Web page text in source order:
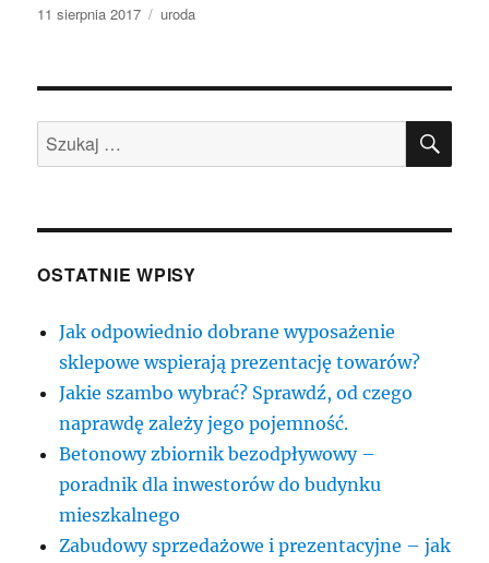
Data
11 sierpnia 2017 Kategorie
uroda
Szukaj:
OSTATNIE WPISY
Jak odpowiednio dobrane wyposażenie
sklepowe wspierają prezentację towarów?
Jakie szambo wybrać? Sprawdź, od czego
naprawdę zależy jego pojemność.
Betonowy zbiornik bezodpływowy –
poradnik dla inwestorów do budynku
mieszkalnego
Zabudowy sprzedażowe i prezentacyjne – jak